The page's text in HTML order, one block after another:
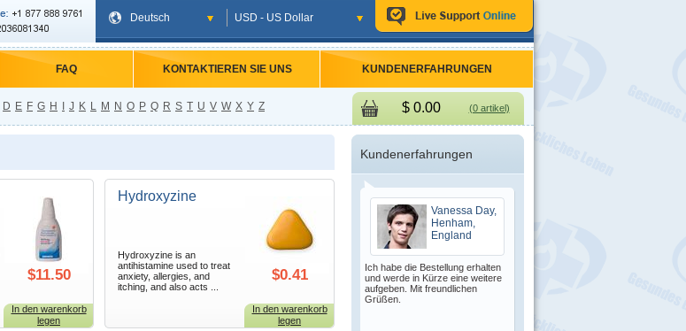
Deutsch USD - US Dollar
FAQ KONTAKTIEREN SIE UNS KUNDENERFAHRUNGEN
D E F G H J K L M N O P Q R S T U V W X Y Z $ 0.00 (0 artikel)
$11.50
In den warenkorb
legen
Hydroxyzine
Hydroxyzine is an
antihistamine used to treat
anxiety, allergies, and
itching, and also acts ...
$0.41
In den warenkorb
legen
Kundenerfahrungen
Vanessa Day,
Henham,
England
Ich habe die Bestellung erhalten
und werde in Kürze eine weitere
aufgeben. Mit freundlichen
Grüßen.